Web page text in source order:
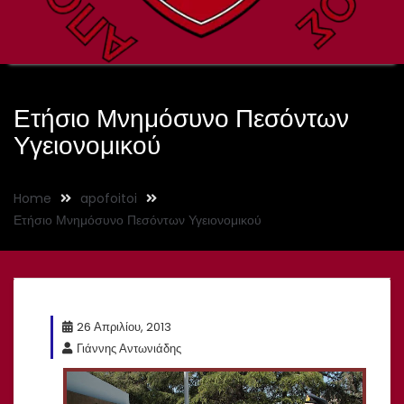
Ετήσιο Μνημόσυνο Πεσόντων
Υγειονομικού
Home
apofoitoi
Ετήσιο Μνημόσυνο Πεσόντων Υγειονομικού
26 Απριλίου, 2013
Γιάννης Αντωνιάδης